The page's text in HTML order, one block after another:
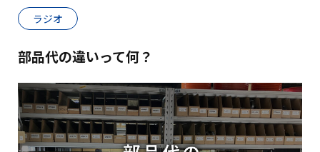
ラジオ
部品代の違いって何？